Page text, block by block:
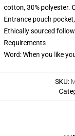
cotton, 30% polyester.
Entrance pouch
Ethically sourced
Requirements
Word: When you like
SKU: